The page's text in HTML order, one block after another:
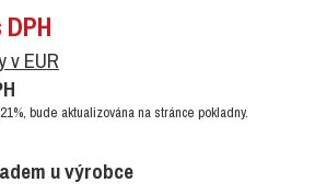
DPH
v EUR
bude aktualizována na stránce pokladny.
u výrobce